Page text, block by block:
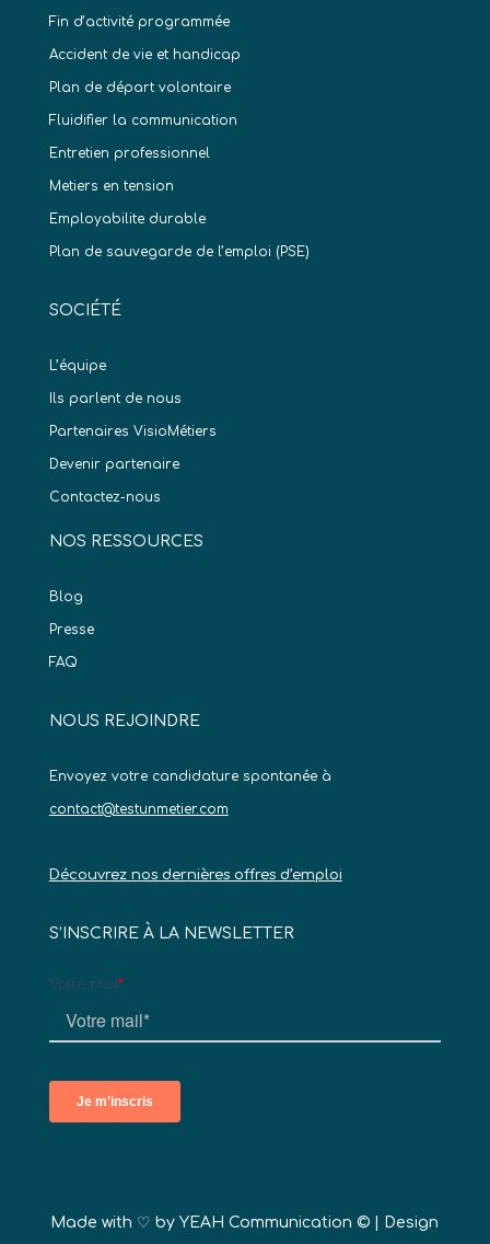
Fin d’activité programmée
Accident de vie et handicap
Plan de départ volontaire
Fluidifier la communication
Entretien professionnel
Metiers en tension
Employabilite durable
Plan de sauvegarde de l’emploi (PSE)
SOCIÉTÉ
L’équipe
Ils parlent de nous
Partenaires VisioMétiers
Devenir partenaire
Contactez-nous
NOS RESSOURCES
Blog
Presse
FAQ
NOUS REJOINDRE
Envoyez votre candidature spontanée à
contact@testunmetier.com
Découvrez nos dernières offres d’emploi
S’INSCRIRE À LA NEWSLETTER
Made with ♡ byYEAH Communication © | Design